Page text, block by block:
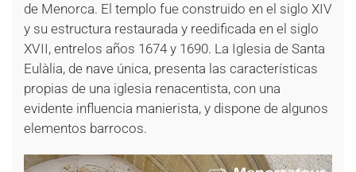
de Menorca. El templo fue construido en el siglo XIV
y su estructura restaurada y reedificada en el siglo
XVII, entrelos años 1674 y 1690. La Iglesia de Santa
Eulàlia, de nave única, presenta las características
propias de una iglesia renacentista, con una
evidente influencia manierista, y dispone de algunos
elementos barrocos.